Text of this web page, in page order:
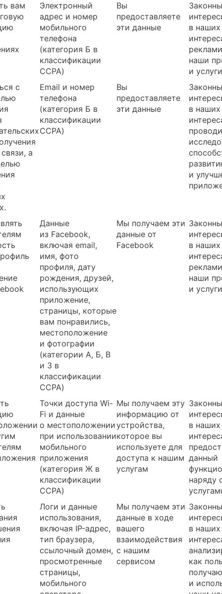
вам
Электронный
адрес и номер
мобильного
телефона
(категория Б в
классификации
CCPA)
Вы
предоставляете
эти данные
в
наши
и услуги
с
а
Email и номер
телефона
(категория Б в
классификации
CCPA)
Вы
предоставляете
эти данные
в
и
Данные
из Facebook,
включая email,
имя, фото
профиля, дату
рождения, друзей,
использующих
приложение,
страницы, которые
вам понравились,
местоположение
и фотографии
(категории А, Б, В
и З в
классификации
CCPA)
Мы получаем эти
данные от
Facebook
в
наши
и услуги
Точки доступа Wi-
Fi и данные
о местоположении
при использовании
мобильного
приложения
(категория Ж в
классификации
CCPA)
Мы получаем эту
информацию от
устройства,
которое вы
используете для
доступа к нашим
услугам
в
данный
наряду
Логи и данные
использования,
включая IP-адрес,
тип браузера,
ссылочный домен,
просмотренные
страницы,
мобильного
Мы получаем эти
данные в ходе
вашего
взаимодействия
с нашим
сервисом
в
как
и